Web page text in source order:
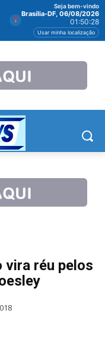
Seja bem-vindo
Brasília-DF, 06/08/2026
01:50:29
Usar minha localização
vira réu pelos